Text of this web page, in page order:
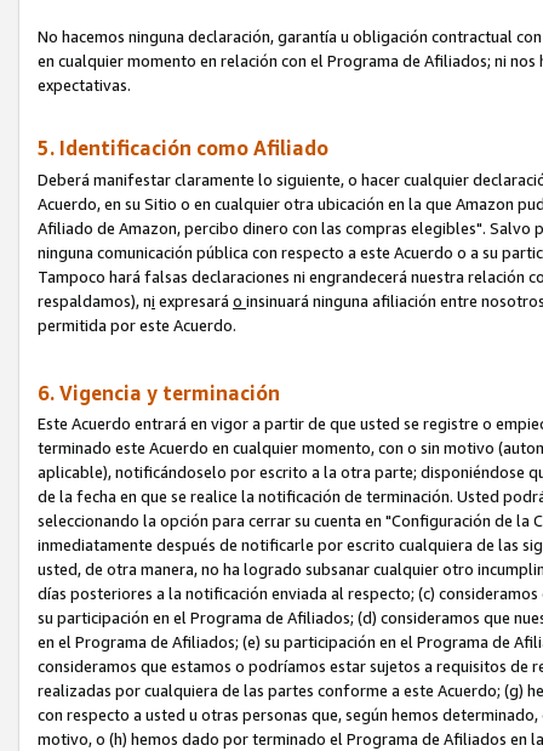
No hacemos ninguna declaración, garantía u obligación contractual
en cualquier momento en relación con el Programa de Afiliados; ni
expectativas.
5. Identificación como Afiliado
Deberá manifestar claramente lo siguiente, o hacer cualquier
Acuerdo, en su Sitio o en cualquier otra ubicación en la que Amazon
Afiliado de Amazon, percibo dinero con las compras elegibles". Salvo
ninguna comunicación pública con respecto a este Acuerdo o a su
Tampoco hará falsas declaraciones ni engrandecerá nuestra relación
respaldamos), ni expresará o insinuará ninguna afiliación entre
permitida por este Acuerdo.
6. Vigencia y terminación
Este Acuerdo entrará en vigor a partir de que usted se registre o
terminado este Acuerdo en cualquier momento, con o sin motivo
aplicable), notificándoselo por escrito a la otra parte; disponiéndose
de la fecha en que se realice la notificación de terminación. Usted
seleccionando la opción para cerrar su cuenta en "Configuración de
inmediatamente después de notificarle por escrito cualquiera de las
usted, de otra manera, no ha logrado subsanar cualquier otro
días posteriores a la notificación enviada al respecto; (c)
su participación en el Programa de Afiliados; (d) consideramos que
en el Programa de Afiliados; (e) su participación en el Programa de
consideramos que estamos o podríamos estar sujetos a requisitos de
realizadas por cualquiera de las partes conforme a este Acuerdo; (g)
con respecto a usted u otras personas que, según hemos
motivo, o (h) hemos dado por terminado el Programa de Afiliados en